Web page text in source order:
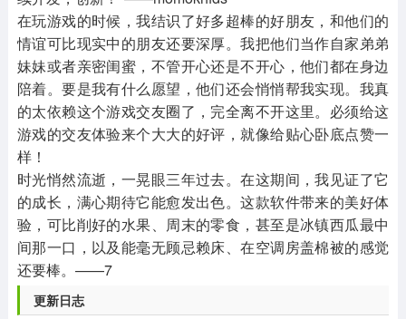
在玩游戏的时候，我结识了好多超棒的好朋友，和他们的
情谊可比现实中的朋友还要深厚。我把他们当作自家弟弟
妹妹或者亲密闺蜜，不管开心还是不开心，他们都在身边
陪着。要是我有什么愿望，他们还会悄悄帮我实现。我真
的太依赖这个游戏交友圈了，完全离不开这里。必须给这
游戏的交友体验来个大大的好评，就像给贴心卧底点赞一
样！
时光悄然流逝，一晃眼三年过去。在这期间，我见证了它
的成长，满心期待它能愈发出色。这款软件带来的美好体
验，可比削好的水果、周末的零食，甚至是冰镇西瓜最中
间那一口，以及能毫无顾忌赖床、在空调房盖棉被的感觉
还要棒。——7
更新日志